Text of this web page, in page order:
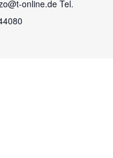
online.de Tel.